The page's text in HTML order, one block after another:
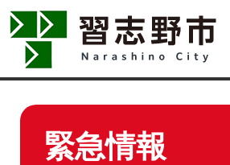
緊急情報